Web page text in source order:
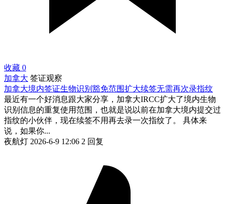
收藏 0
加拿大 签证观察
加拿大境内签证生物识别豁免范围扩大续签无需再次录指纹
最近有一个好消息跟大家分享，加拿大IRCC扩大了境内生物
识别信息的重复使用范围，也就是说以前在加拿大境内提交过
指纹的小伙伴，现在续签不用再去录一次指纹了。 具体来
说，如果你...
夜航灯 2026-6-9 12:06 2 回复